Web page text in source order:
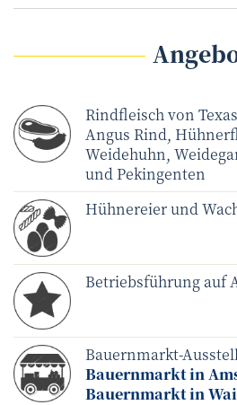
Rindfleisch von
Angus Rind,
Weidehuhn,
und Pekingenten
Hühnereier und
Betriebsführung auf
Bauernmarkt-
Bauernmarkt in
Bauernmarkt in